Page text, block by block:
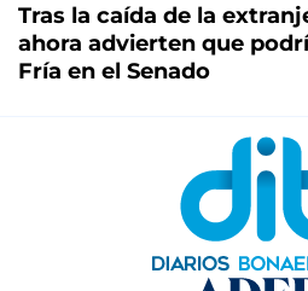
Tras la caída de la
ahora advierten que
Fría en el Senado